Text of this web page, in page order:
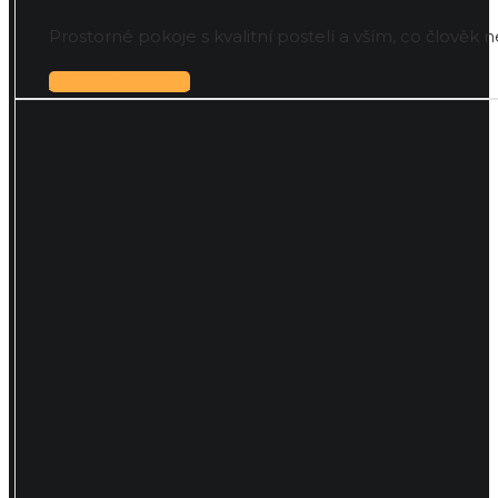
Prostorné pokoje s kvalitní postelí a vším, co člověk
DETAIL POKOJE